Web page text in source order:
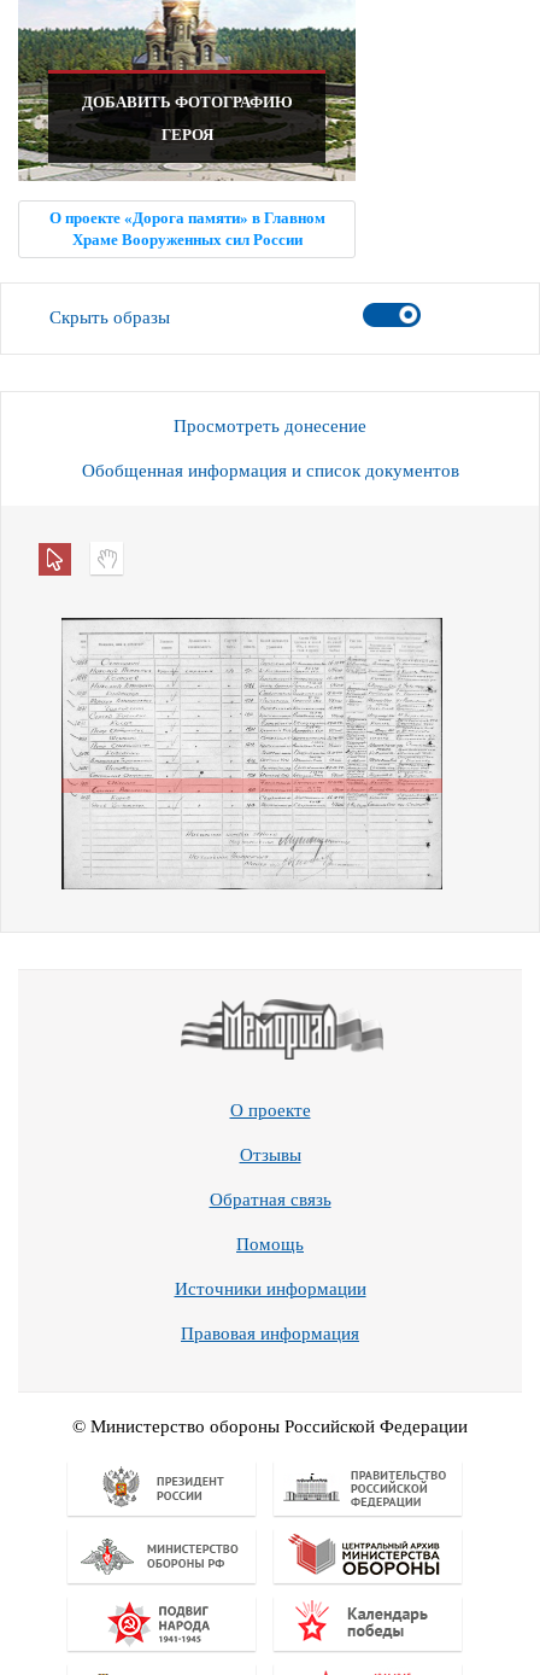
ДОБАВИТЬ ФОТОГРАФИЮ
ГЕРОЯ
О проекте «Дорога памяти» в Главном
Храме Вооруженных сил России
Скрыть образы
Просмотреть донесение
Обобщенная информация и список документов
О проекте
Отзывы
Обратная связь
Помощь
Источники информации
Правовая информация
© Министерство обороны Российской Федерации